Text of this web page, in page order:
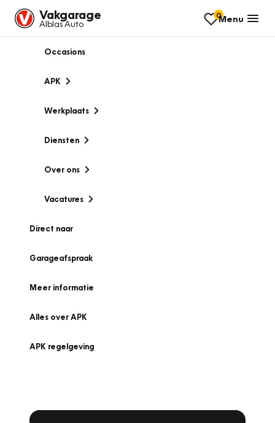
Vakgarage
Alblas Auto
0Menu
Occasions
APK
Werkplaats
Diensten
Over ons
Vacatures
Direct naar
Garageafspraak
Meer informatie
Alles over APK
APK regelgeving